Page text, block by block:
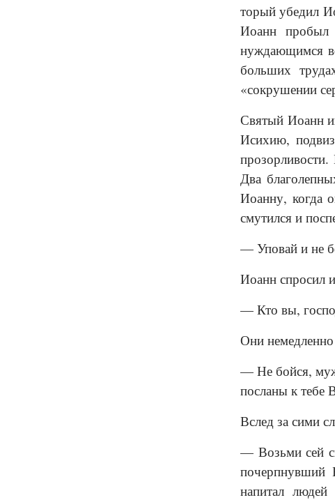
торый убедил
Иоанн пробыл
нуждающимся
больших
«сокрушении
Святый Иоанн
Исихию,
Два
Иоанну, когда
смутился и
— Уповай и не
Иоанн спросил
— Кто вы,
Они
— Не бойся,
посланы к тебе
Вслед за сими
— Возьми сей
почерпнувший
напитал